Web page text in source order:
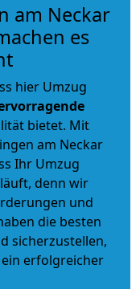
am Neckar
es
hier Umzug
bietet. Mit
am Neckar
Ihr Umzug
denn wir
und
die besten
sicherzustellen,
erfolgreicher